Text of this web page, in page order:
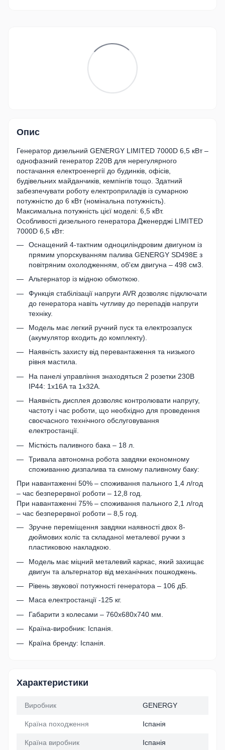
Опис
Генератор дизельний GENERGY LIMITED 7000D 6,5 кВт –
однофазний генератор 220В для нерегулярного
постачання електроенергії до будинків, офісів,
будівельних майданчиків, кемпінгів тощо. Здатний
забезпечувати роботу електроприладів із сумарною
потужністю до 6 кВт (номінальна потужність).
Максимальна потужність цієї моделі: 6,5 кВт.
Особливості дизельного генератора Дженерджі LIMITED
7000D 6,5 кВт:
Оснащений 4-тактним одноциліндровим двигуном із
прямим упорскуванням палива GENERGY SD498E з
повітряним охолодженням, об'єм двигуна – 498 см3.
Альтернатор із мідною обмоткою.
Функція стабілізації напруги AVR дозволяє підключати
до генератора навіть чутливу до перепадів напруги
техніку.
Модель має легкий ручний пуск та електрозапуск
(акумулятор входить до комплекту).
Наявність захисту від перевантаження та низького
рівня мастила.
На панелі управління знаходяться 2 розетки 230В
IP44: 1х16А та 1х32А.
Наявність дисплея дозволяє контролювати напругу,
частоту і час роботи, що необхідно для проведення
своєчасного технічного обслуговування
електростанції.
Місткість паливного бака – 18 л.
Тривала автономна робота завдяки економному
споживанню дизпалива та ємному паливному баку:
При навантаженні 50% – споживання пального 1,4 л/год
– час безперервної роботи – 12,8 год.
При навантаженні 75% – споживання пального 2,1 л/год
– час безперервної роботи – 8,5 год.
Зручне переміщення завдяки наявності двох 8-
дюймових коліс та складаної металевої ручки з
пластиковою накладкою.
Модель має міцний металевий каркас, який захищає
двигун та альтернатор від механічних пошкоджень.
Рівень звукової потужності генератора – 106 дБ.
Маса електростанції -125 кг.
Габарити з колесами – 760х680х740 мм.
Країна-виробник: Іспанія.
Країна бренду: Іспанія.
Характеристики
Виробник GENERGY
Країна походження Іспанія
Країна виробник Іспанія